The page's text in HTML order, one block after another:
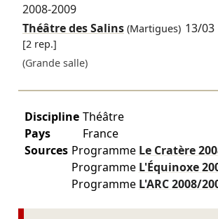
2008-2009
Théâtre des Salins(Martigues) 13/03
[2 rep.]
(Grande salle)
Discipline Théâtre
Pays
France
Sources Programme Le Cratère
Programme L'Équinoxe
Programme L'ARC2008/